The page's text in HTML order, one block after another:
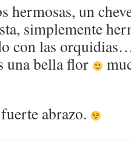
hermosas, un
simplemente
con las
una bella flor
abrazo.